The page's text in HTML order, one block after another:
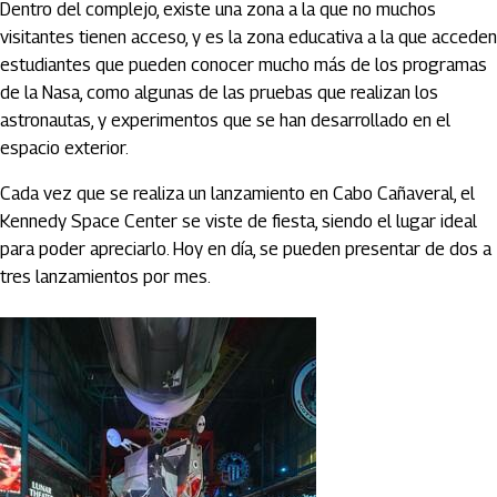
Dentro del complejo, existe una zona a la que no muchos
visitantes tienen acceso, y es la zona educativa a la que acceden
estudiantes que pueden conocer mucho más de los programas
de la Nasa, como algunas de las pruebas que realizan los
astronautas, y experimentos que se han desarrollado en el
espacio exterior.
Cada vez que se realiza un lanzamiento en Cabo Cañaveral, el
Kennedy Space Center se viste de fiesta, siendo el lugar ideal
para poder apreciarlo. Hoy en día, se pueden presentar de dos a
tres lanzamientos por mes.